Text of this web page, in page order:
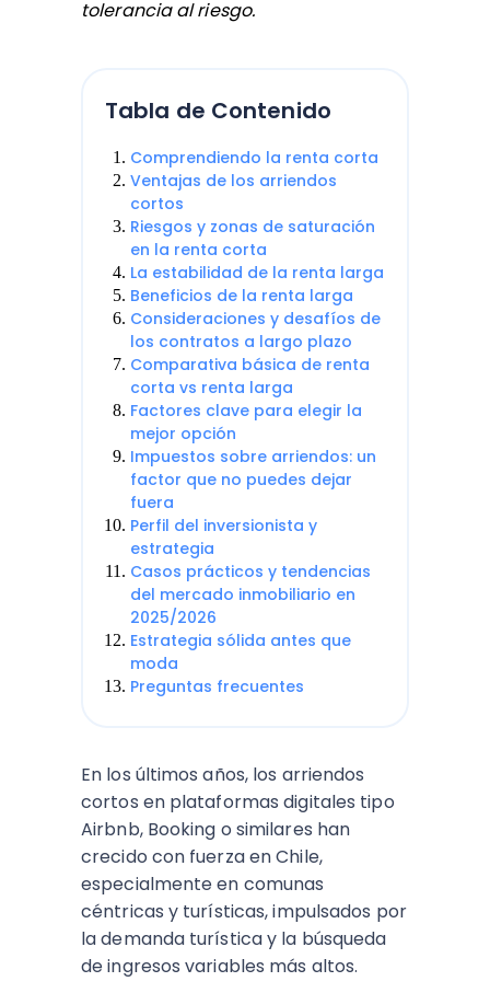
tolerancia al riesgo.
Tabla de Contenido
Comprendiendo la renta corta
Ventajas de los arriendos
cortos
Riesgos y zonas de saturación
en la renta corta
La estabilidad de la renta larga
Beneficios de la renta larga
Consideraciones y desafíos de
los contratos a largo plazo
Comparativa básica de renta
corta vs renta larga
Factores clave para elegir la
mejor opción
Impuestos sobre arriendos: un
factor que no puedes dejar
fuera
Perfil del inversionista y
estrategia
Casos prácticos y tendencias
del mercado inmobiliario en
2025/2026
Estrategia sólida antes que
moda
Preguntas frecuentes
En los últimos años, los arriendos
cortos en plataformas digitales tipo
Airbnb, Booking o similares han
crecido con fuerza en Chile,
especialmente en comunas
céntricas y turísticas, impulsados por
la demanda turística y la búsqueda
de ingresos variables más altos.